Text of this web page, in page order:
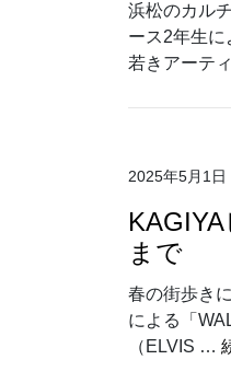
浜松のカル
ース2年生
若きアーテ
2025年5月1日
まで
春の街歩き
による「
（ELVIS …